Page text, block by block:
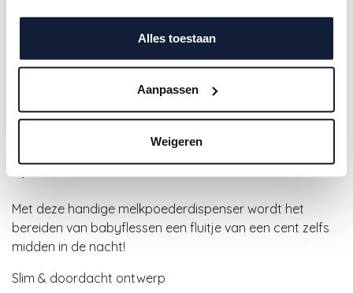
Alles toestaan
Aanpassen
Weigeren
Babymoov | Melkpoederdoosje
Babydose PP Mineral Sand/Beige
7,90€
Met deze handige melkpoederdispenser wordt het
bereiden van babyflessen een fluitje van een cent zelfs
midden in de nacht!
Slim & doordacht ontwerp